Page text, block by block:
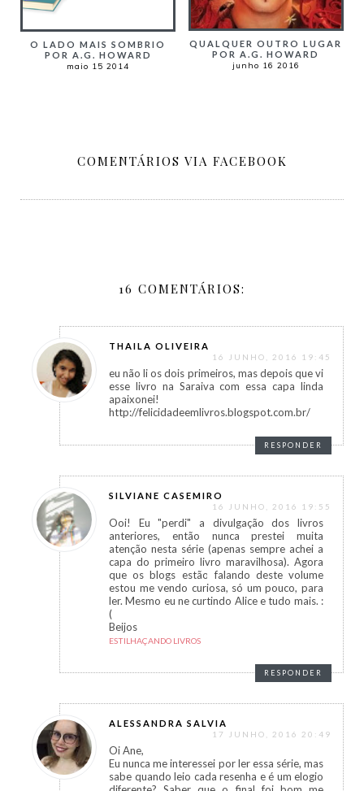
O LADO MAIS SOMBRIO
POR A.G. HOWARD
maio 15 2014
QUALQUER OUTRO LUGAR
POR A.G. HOWARD
junho 16 2016
COMENTÁRIOS VIA FACEBOOK
16 COMENTÁRIOS:
THAILA OLIVEIRA
16 JUNHO, 2016 19:45
eu não li os dois primeiros, mas depois que vi
esse livro na Saraiva com essa capa linda
apaixonei!
http://felicidadeemlivros.blogspot.com.br/
RESPONDER
SILVIANE CASEMIRO
16 JUNHO, 2016 19:55
Ooi! Eu "perdi" a divulgação dos livros
anteriores, então nunca prestei muita
atenção nesta série (apenas sempre achei a
capa do primeiro livro maravilhosa). Agora
que os blogs estão falando deste volume
estou me vendo curiosa, só um pouco, para
ler. Mesmo eu ne curtindo Alice e tudo mais. :
(
Beijos
ESTILHAÇANDO LIVROS
RESPONDER
ALESSANDRA SALVIA
17 JUNHO, 2016 20:49
Oi Ane,
Eu nunca me interessei por ler essa série, mas
sabe quando leio cada resenha e é um elogio